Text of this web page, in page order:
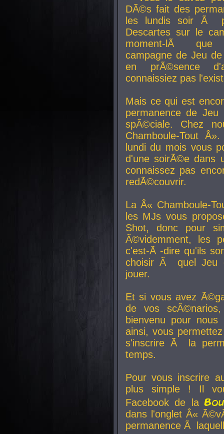
DÃ©s fait des
les lundis soir Ã
Descartes sur le
moment-lÃ que
campagne de Jeu
en prÃ©sence
connaissiez pas
Mais ce qui est
permanence de
spÃ©ciale. Chez
Chamboule-Tout
lundi du mois vous
d'une soirÃ©e dans
connaissez pas
redÃ©couvrir.
La Â« Chamboule-
les MJs vous
Shot, donc pour
Ã©videmment, les
c'est-Ã -dire qu'ils
choisir Ã quel Jeu
jouer.
Et si vous avez
de vos
bienvenu pour
ainsi, vous
s'inscrire Ã la
temps.
Pour vous inscrire
plus simple ! Il
Facebook de la
dans l'onglet Â«
permanence Ã